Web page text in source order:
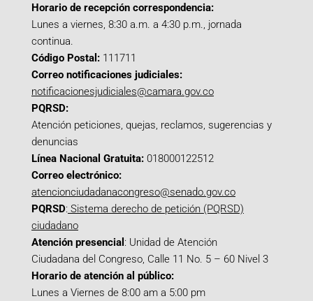
Horario de recepción correspondencia:
Lunes a viernes, 8:30 a.m. a 4:30 p.m., jornada
continua.
Código Postal: 111711
Correo notificaciones judiciales:
notificacionesjudiciales@camara.gov.co
PQRSD:
Atención peticiones, quejas, reclamos, sugerencias y
denuncias
Línea Nacional Gratuita: 018000122512
Correo electrónico:
atencionciudadanacongreso@senado.gov.co
PQRSD: Sistema derecho de petición (PQRSD)
ciudadano
Atención presencial : Unidad de Atención
Ciudadana del Congreso, Calle 11 No. 5 – 60 Nivel 3
Horario de atención al público:
Lunes a Viernes de 8:00 am a 5:00 pm